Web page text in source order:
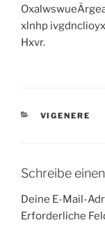
xlnhp
Hxvr.
KATEGORIEN
VIGENERE
Schreibe
Deine E-Mail-
Erforderliche